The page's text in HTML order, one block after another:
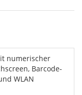
numerischer
Barcode-
WLAN